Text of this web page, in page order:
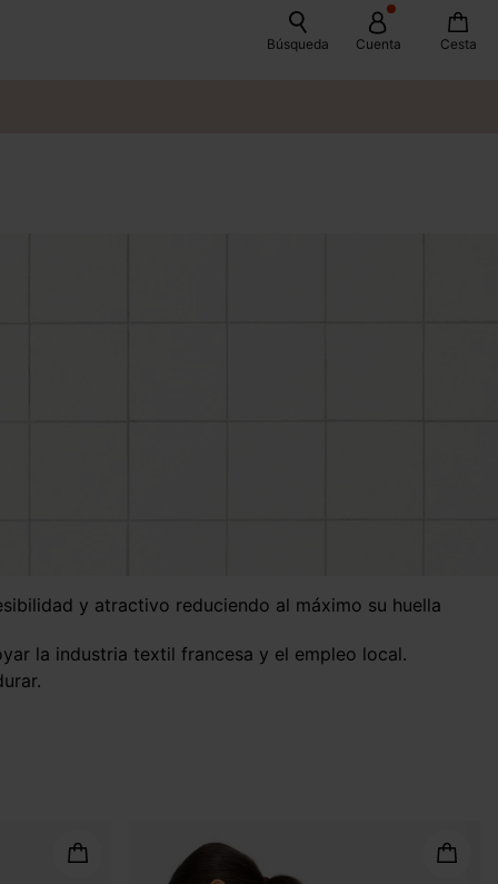
Búsqueda Cuenta Cesta
la industria textil francesa y el empleo local.